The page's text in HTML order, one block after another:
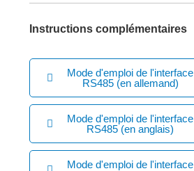
Instructions complémentaires
Mode d'emploi de l'interface
RS485 (en allemand)
Mode d'emploi de l'interface
RS485 (en anglais)
Mode d'emploi de l'interface